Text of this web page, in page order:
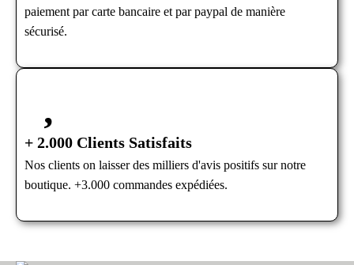
paiement par carte bancaire et par paypal de manière
sécurisé.
+ 2.000 Clients Satisfaits
Nos clients on laisser des milliers d'avis positifs sur notre
boutique. +3.000 commandes expédiées.